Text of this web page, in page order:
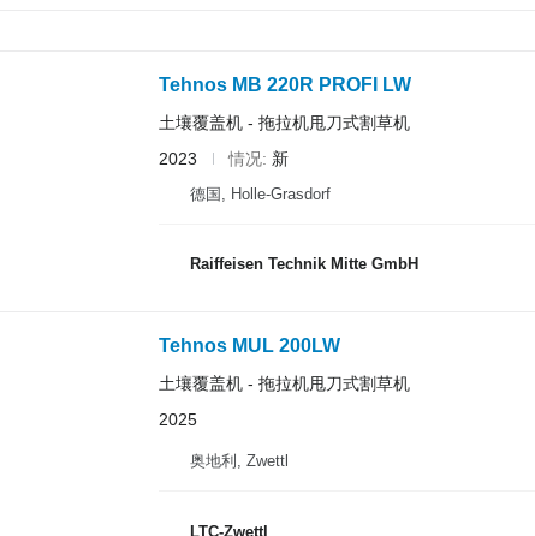
Tehnos MB 220R PROFI LW
土壤覆盖机 - 拖拉机甩刀式割草机
2023
情况 新
德国, Holle-Grasdorf
Raiffeisen Technik Mitte GmbH
Tehnos MUL 200LW
土壤覆盖机 - 拖拉机甩刀式割草机
2025
奥地利, Zwettl
LTC-Zwettl